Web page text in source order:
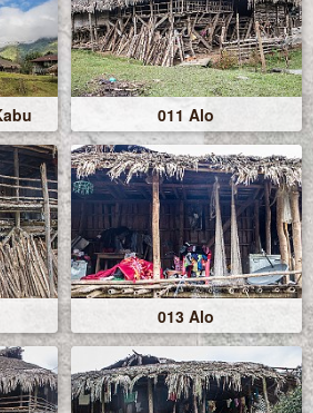
011 Alo
013 Alo